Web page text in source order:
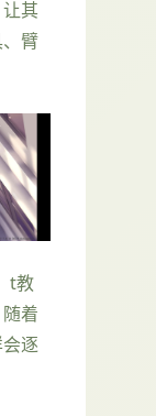
其
臂
t教
着
逐